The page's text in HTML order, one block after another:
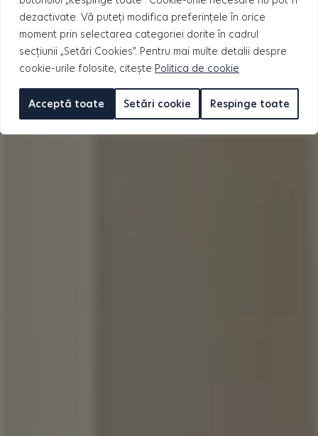
dezactivate. Vă puteți modifica preferințele în orice
moment prin selectarea categoriei dorite în cadrul
secțiunii „Setări Cookies”. Pentru mai multe detalii despre
cookie-urile folosite, citește Politica de cookie
Setări cookie Respinge toate
Acceptă toate